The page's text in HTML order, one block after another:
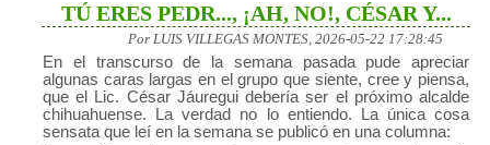
TÚ ERES PEDR..., ¡AH, NO!, CÉSAR Y...
Por LUIS VILLEGAS MONTES, 2026-05-22 17:28:45
En el transcurso de la semana pasada pude apreciar
algunas caras largas en el grupo que siente, cree y piensa,
que el Lic. César Jáuregui debería ser el próximo alcalde
chihuahuense. La verdad no lo entiendo. La única cosa
sensata que leí en la semana se publicó en una columna: